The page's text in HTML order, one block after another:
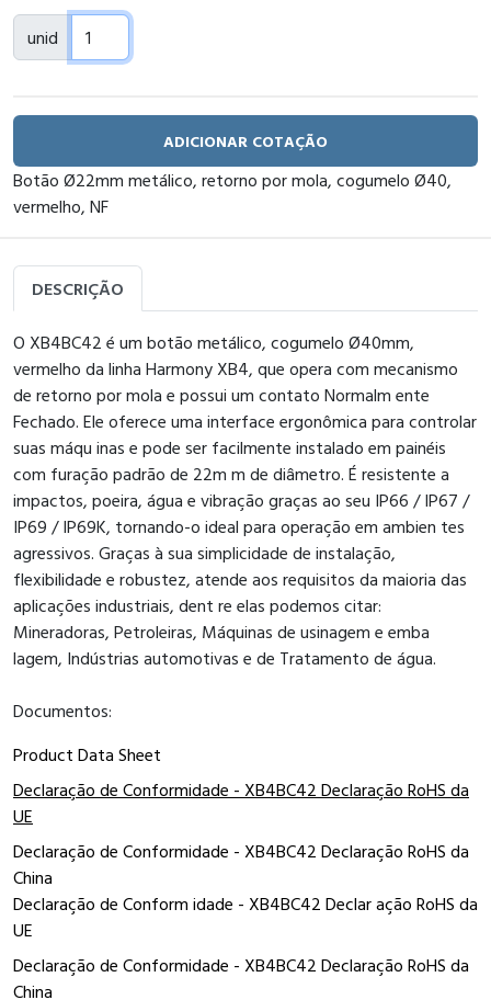
unid
ADICIONAR COTAÇÃO
Botão Ø22mm metálico, retorno por mola, cogumelo Ø40,
vermelho, NF
DESCRIÇÃO
O XB4BC42 é um botão metálico, cogumelo Ø40mm,
vermelho da linha Harmony XB4, que opera com mecanismo
de retorno por mola e possui um contato Normalm ente
Fechado. Ele oferece uma interface ergonômica para controlar
suas máqu inas e pode ser facilmente instalado em painéis
com furação padrão de 22m m de diâmetro. É resistente a
impactos, poeira, água e vibração graças ao seu IP66 / IP67 /
IP69 / IP69K, tornando-o ideal para operação em ambien tes
agressivos. Graças à sua simplicidade de instalação,
flexibilidade e robustez, atende aos requisitos da maioria das
aplicações industriais, dent re elas podemos citar:
Mineradoras, Petroleiras, Máquinas de usinagem e emba
lagem, Indústrias automotivas e de Tratamento de água.
Documentos:
Product Data Sheet
Declaração de Conformidade - XB4BC42 Declaração RoHS da
UE
Declaração de Conformidade - XB4BC42 Declaração RoHS da
China
Declaração de Conform idade - XB4BC42 Declar ação RoHS da
UE
Declaração de Conformidade - XB4BC42 Declaração RoHS da
China